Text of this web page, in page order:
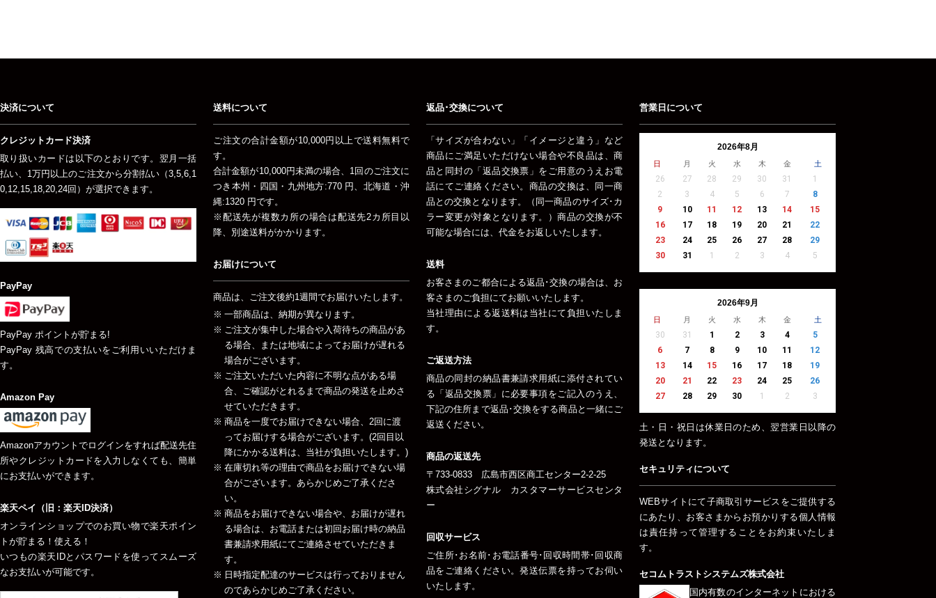
決済について
クレジットカード決済
取り扱いカードは以下のとおりです。翌月一括
払い、1万円以上のご注文から分割払い（3,5,6,1
0,12,15,18,20,24回）が選択できます。
PayPay
PayPay ポイントが貯まる!
PayPay 残高での支払いをご利用いいただけま
す。
Amazon Pay
Amazonアカウントでログインをすれば配送先住
所やクレジットカードを入力しなくても、簡単
にお支払いができます。
楽天ペイ（旧：楽天ID決済）
オンラインショップでのお買い物で楽天ポイン
トが貯まる！使える！
いつもの楽天IDとパスワードを使ってスムーズ
なお支払いが可能です。
送料について
ご注文の合計金額が10,000円以上で送料無料で
す。
合計金額が10,000円未満の場合、1回のご注文に
つき本州・四国・九州地方:770 円、北海道・沖
縄:1320 円です。
※配送先が複数カ所の場合は配送先2カ所目以
降、別途送料がかかります。
お届けについて
商品は、ご注文後約1週間でお届けいたします。
一部商品は、納期が異なります。
ご注文が集中した場合や入荷待ちの商品があ
る場合、または地域によってお届けが遅れる
場合がございます。
ご注文いただいた内容に不明な点がある場
合、ご確認がとれるまで商品の発送を止めさ
せていただきます。
商品を一度でお届けできない場合、2回に渡
ってお届けする場合がございます。(2回目以
降にかかる送料は、当社が負担いたします。)
在庫切れ等の理由で商品をお届けできない場
合がございます。あらかじめご了承くださ
い。
商品をお届けできない場合や、お届けが遅れ
る場合は、お電話または初回お届け時の納品
書兼請求用紙にてご連絡させていただきま
す。
日時指定配達のサービスは行っておりません
のであらかじめご了承ください。
返品･交換について
「サイズが合わない」「イメージと違う」など
商品にご満足いただけない場合や不良品は、商
品と同封の「返品交換票」をご用意のうえお電
話にてご連絡ください。商品の交換は、同一商
品との交換となります。（同一商品のサイズ･カ
ラー変更が対象となります。）商品の交換が不
可能な場合には、代金をお返しいたします。
送料
お客さまのご都合による返品･交換の場合は、お
客さまのご負担にてお願いいたします。
当社理由による返送料は当社にて負担いたしま
す。
ご返送方法
商品の同封の納品書兼請求用紙に添付されてい
る「返品交換票」に必要事項をご記入のうえ、
下記の住所まで返品･交換をする商品と一緒にご
返送ください。
商品の返送先
〒733-0833 広島市西区商工センター2-2-25
株式会社シグナル カスタマーサービスセンタ
ー
回収サービス
ご住所･お名前･お電話番号･回収時間帯･回収商
品をご連絡ください。発送伝票を持ってお伺い
いたします。
営業日について
2026年8月
日 月 火 水 木 金 土
26 27 28 29 30 31
1
2
3 4 5 6 7
8
9
10 11 12 13 14
15
16
17 18 19 20 21
22
23
24 25 26 27 28
29
30
31 1 2 3 4 5
2026年9月
日 月 火 水 木 金 土
30 31 1 2 3 4
5
6
7 8 9 10 11
12
13
14 15 16 17 18
19
20
21 22 23 24 25
26
27
28 29 30 1 2 3
土・日・祝日は休業日のため、翌営業日以降の
発送となります。
セキュリティについて
WEBサイトにて子商取引サービスをご提供する
にあたり、お客さまからお預かりする個人情報
は責任持って管理することをお約束いたしま
す。
セコムトラストシステムズ株式会社
国内有数のインターネットにおける